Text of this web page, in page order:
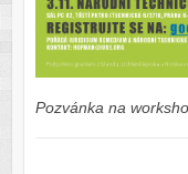
Pozvánka na